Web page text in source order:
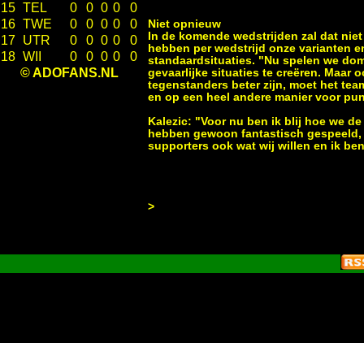
15 TEL 0 0 0 0
0
16 TWE 0 0 0 0
0
17 UTR 0 0 0 0
0
18 WII 0 0 0 0
0
© ADOFANS.NL
Niet opnieuw
In de komende wedstrijden zal dat
hebben per wedstrijd onze varianten
standaardsituaties. "Nu spelen we
gevaarlijke situaties te creëren. Maar
tegenstanders beter zijn, moet het
en op een heel andere manier voor
Kalezic: "Voor nu ben ik blij hoe we
hebben gewoon fantastisch
supporters ook wat wij willen en ik
>